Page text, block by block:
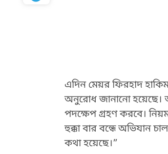
এদিন মেয়র ফিরহাদ
অনুরোধ জানানো হয়েছে।
পদক্ষেপ গ্রহণ করবে।
হুক্কা বার বন্ধে অভিযান
কথা হয়েছে।”
HTML / JS